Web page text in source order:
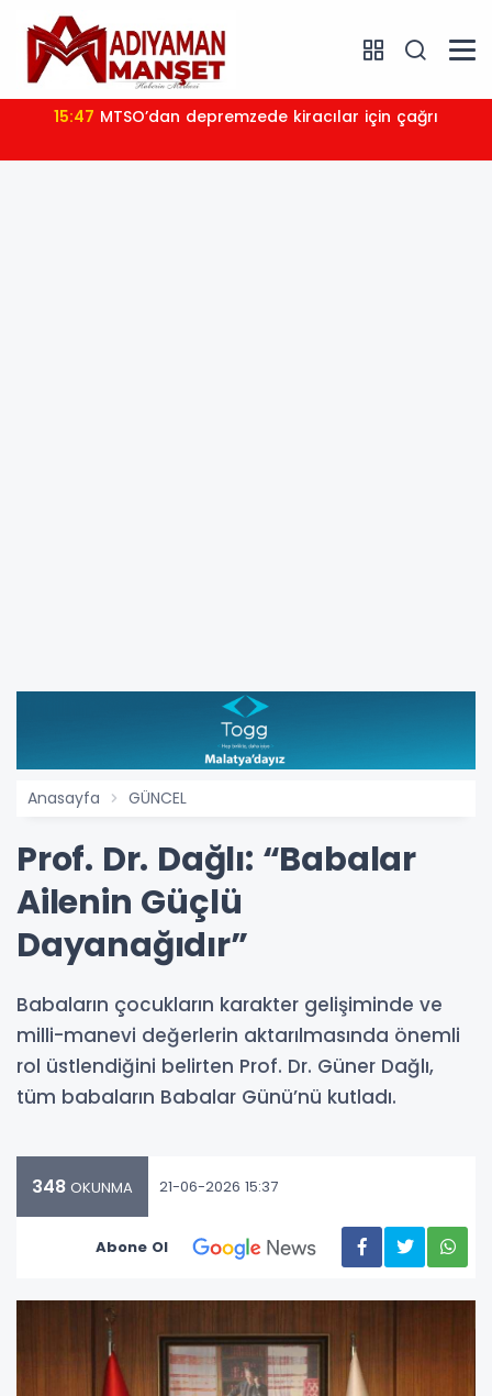
15:47 MTSO’dan depremzede kiracılar için çağrı
Anasayfa GÜNCEL
Prof. Dr. Dağlı: “Babalar
Ailenin Güçlü
Dayanağıdır”
Babaların çocukların karakter gelişiminde ve
milli-manevi değerlerin aktarılmasında önemli
rol üstlendiğini belirten Prof. Dr. Güner Dağlı,
tüm babaların Babalar Günü’nü kutladı.
348 OKUNMA 21-06-2026 15:37
Abone Ol